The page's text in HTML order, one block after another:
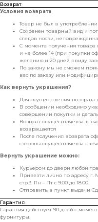
Возврат
Условия возврата
Товар не был в употреблении
Сохранен товарный вид и
следов носки,
С момента получения
и не более 14 (при покупки
желанию и 20 дней ввиду
По закону мы не сможем
вас по заказу или
Как вернуть украшения?
Для осуществления
В сообщении необходимо
совершении покупки и
Возврат осуществляется за
возвращается
После получения возврата
стороны осуществляется в
Вернуть украшение можно:
Курьером до двери любой
Привезти лично по адресу
стр.3. Пн – Пт с 9:00 до 18:00
Отправить в пункт выдачи
Гарантия
Гарантия действует 90 дней с
фурнитуры.